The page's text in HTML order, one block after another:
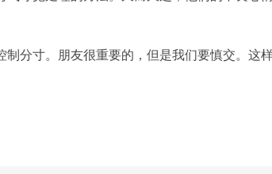
分寸。朋友很重要的，但是我们要慎交。这